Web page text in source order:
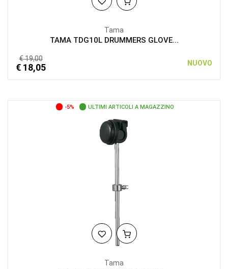
Tama
TAMA TDG10L DRUMMERS GLOVE...
€ 19,00
€ 18,05 NUOVO
-5% ULTIMI ARTICOLI A MAGAZZINO
Tama